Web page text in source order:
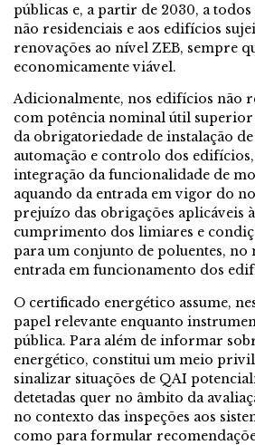
públicas e, a partir de 2030, a
não residenciais e aos edifícios
renovações ao nível ZEB, sempre
economicamente viável.
Adicionalmente, nos edifícios não
com potência nominal útil superior
da obrigatoriedade de instalação de
automação e controlo dos edifícios,
integração da funcionalidade de
aquando da entrada em vigor do
prejuízo das obrigações aplicáveis
cumprimento dos limiares e
para um conjunto de poluentes, no
entrada em funcionamento dos
O certificado energético assume,
papel relevante enquanto
pública. Para além de informar
energético, constitui um meio
sinalizar situações de QAI
detetadas quer no âmbito da
no contexto das inspeções aos
como para formular